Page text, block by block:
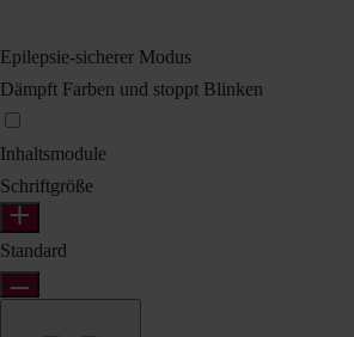
Epilepsie-sicherer Modus
Dämpft Farben und stoppt Blinken
Inhaltsmodule
Schriftgröße
Standard